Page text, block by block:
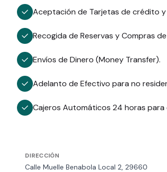
Aceptación de Tarjetas de crédito
Recogida de Reservas y Compras
Envíos de Dinero (Money Transfer).
Adelanto de Efectivo para no
Cajeros Automáticos 24 horas
DIRECCIÓN
Calle Muelle Benabola Local 2, 29660